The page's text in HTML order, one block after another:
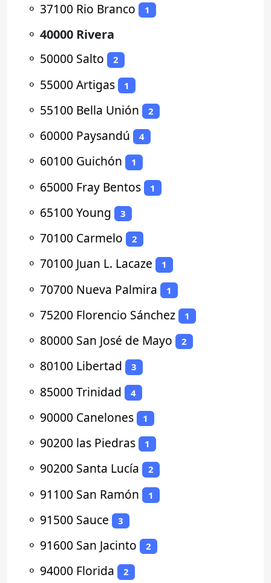
⚬ 37100 Rio Branco 1
⚬ 40000 Rivera
⚬ 50000 Salto 2
⚬ 55000 Artigas 1
⚬ 55100 Bella Unión 2
⚬ 60000 Paysandú 4
⚬ 60100 Guichón 1
⚬ 65000 Fray Bentos 1
⚬ 65100 Young 3
⚬ 70100 Carmelo 2
⚬ 70100 Juan L. Lacaze 1
⚬ 70700 Nueva Palmira 1
⚬ 75200 Florencio Sánchez 1
⚬ 80000 San José de Mayo 2
⚬ 80100 Libertad 3
⚬ 85000 Trinidad 4
⚬ 90000 Canelones 1
⚬ 90200 las Piedras 1
⚬ 90200 Santa Lucía 2
⚬ 91100 San Ramón 1
⚬ 91500 Sauce 3
⚬ 91600 San Jacinto 2
⚬ 94000 Florida 2